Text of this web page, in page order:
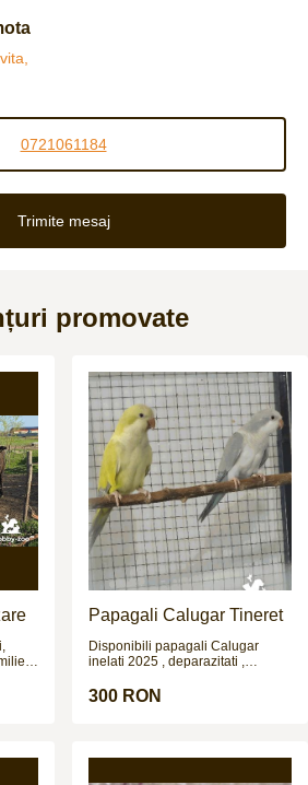
0721061184
Trimite mesaj
promovate
Papagali Calugar Tineret
Disponibili papagali Calugar
inelati 2025 , deparazitati ,
schimburi !!!
300 RON